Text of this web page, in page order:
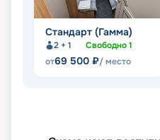
Стандарт (Гамма)
2 + 1 Свободно1
от69 500 ₽/ место